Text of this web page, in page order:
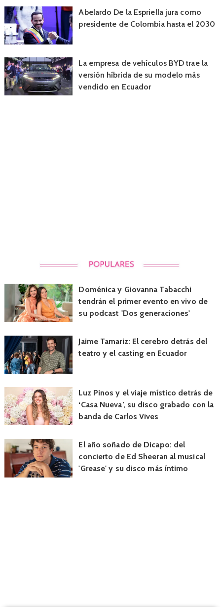
Abelardo De la Espriella jura como
presidente de Colombia hasta el 2030
La empresa de vehículos BYD trae la
versión híbrida de su modelo más
vendido en Ecuador
Doménica y Giovanna Tabacchi
tendrán el primer evento en vivo de
su podcast 'Dos generaciones'
Jaime Tamariz: El cerebro detrás del
teatro y el casting en Ecuador
Luz Pinos y el viaje místico detrás de
‘Casa Nueva’, su disco grabado con la
banda de Carlos Vives
El año soñado de Dicapo: del
concierto de Ed Sheeran al musical
'Grease' y su disco más íntimo